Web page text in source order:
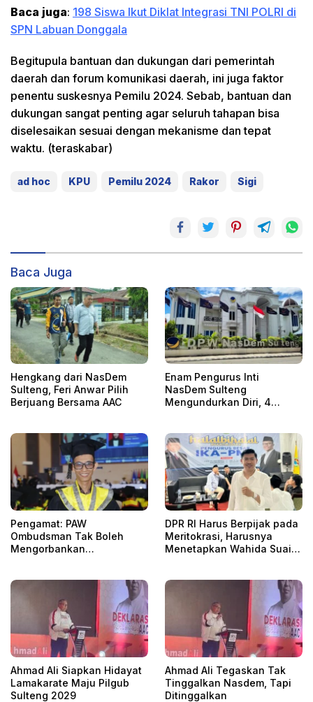
Baca juga: 198 Siswa Ikut Diklat Integrasi TNI POLRI di
SPN Labuan Donggala
Begitupula bantuan dan dukungan dari pemerintah
daerah dan forum komunikasi daerah, ini juga faktor
penentu suskesnya Pemilu 2024. Sebab, bantuan dan
dukungan sangat penting agar seluruh tahapan bisa
diselesaikan sesuai dengan mekanisme dan tepat
waktu. (teraskabar)
ad hoc KPU Pemilu 2024 Rakor Sigi
Baca Juga
Hengkang dari NasDem
Sulteng, Feri Anwar Pilih
Berjuang Bersama AAC
Enam Pengurus Inti
NasDem Sulteng
Mengundurkan Diri, 4
Pengamat: PAW
Ombudsman Tak Boleh
Mengorbankan
Perempuan
DPR RI Harus Berpijak pada
Meritokrasi, Harusnya
Menetapkan Wahida Suaib
Ahmad Ali Siapkan Hidayat
Lamakarate Maju Pilgub
Sulteng 2029
Ahmad Ali Tegaskan Tak
Tinggalkan Nasdem, Tapi
Ditinggalkan